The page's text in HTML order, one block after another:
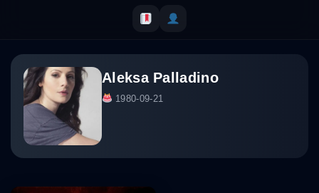
Aleksa Palladino
1980-09-21